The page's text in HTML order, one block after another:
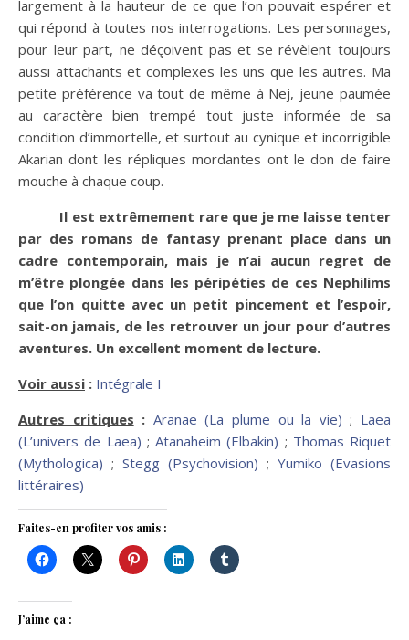
largement à la hauteur de ce que l’on pouvait espérer et
qui répond à toutes nos interrogations. Les personnages,
pour leur part, ne déçoivent pas et se révèlent toujours
aussi attachants et complexes les uns que les autres. Ma
petite préférence va tout de même à Nej, jeune paumée
au caractère bien trempé tout juste informée de sa
condition d’immortelle, et surtout au cynique et incorrigible
Akarian dont les répliques mordantes ont le don de faire
mouche à chaque coup.
Il est extrêmement rare que je me laisse tenter
par des romans de fantasy prenant place dans un
cadre contemporain, mais je n’ai aucun regret de
m’être plongée dans les péripéties de ces Nephilims
que l’on quitte avec un petit pincement et l’espoir,
sait-on jamais, de les retrouver un jour pour d’autres
aventures. Un excellent moment de lecture.
Voir aussi : Intégrale I
Autres critiques : Aranae (La plume ou la vie) ; Laea
(L’univers de Laea) ; Atanaheim (Elbakin) ; Thomas Riquet
(Mythologica) ; Stegg (Psychovision) ; Yumiko (Evasions
littéraires)
Faites-en profiter vos amis :
J’aime ça :